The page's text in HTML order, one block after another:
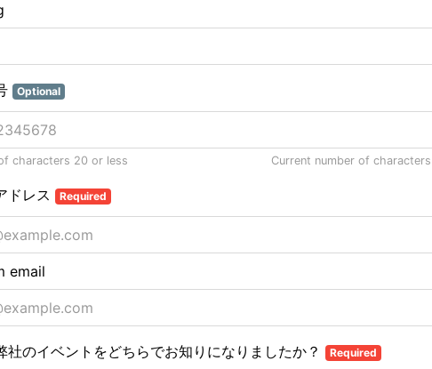
Optional
characters 20 or less Current number of characters
ドレス Required
email
社のイベントをどちらでお知りになりましたか？ Required